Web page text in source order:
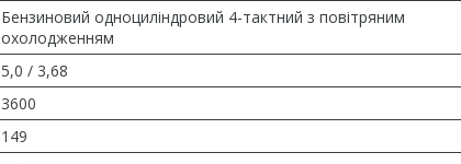
Бензиновий одноциліндровий 4-тактний з повітряним
охолодженням
5,0 / 3,68
3600
149